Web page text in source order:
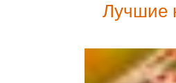
Лучшие